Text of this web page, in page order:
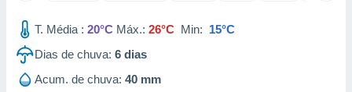
utilizar
criar
T. Média : 20°C Máx.: 26°C Min: 15°C
Dias de chuva: 6 dias
Acum. de chuva: 40 mm